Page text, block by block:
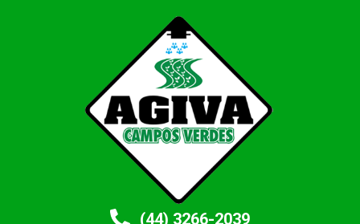
(44) 3266-2039